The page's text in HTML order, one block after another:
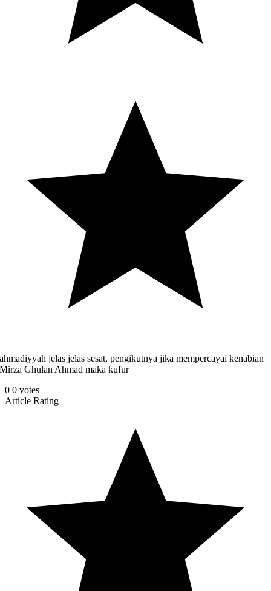
ahmadiyyah jelas jelas sesat, pengikutnya jika mempercayai kenabian
Mirza Ghulan Ahmad maka kufur
0 0 votes
Article Rating